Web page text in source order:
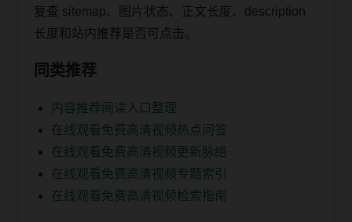
复查 sitemap、图片状态、正文长度、description
长度和站内推荐是否可点击。
同类推荐
内容推荐阅读入口整理
在线观看免费高清视频热点问答
在线观看免费高清视频更新脉络
在线观看免费高清视频专题索引
在线观看免费高清视频检索指南